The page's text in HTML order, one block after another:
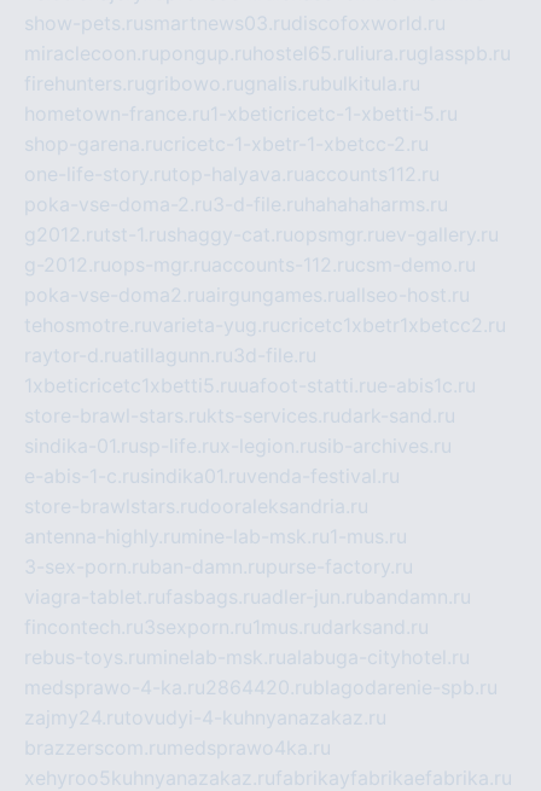
show-pets.rusmartnews03.rudiscofoxworld.ru
miraclecoon.rupongup.ru hostel65.ru liura.ruglasspb.ru
firehunters.rugribowo.rugnalis.rubulkitula.ru
hometown-france.ru1-xbeticricetc-1-xbetti-5.ru
shop-garena.rucricetc-1-xbetr-1-xbetcc-2.ru
one-life-story.rutop-halyava.ruaccounts112.ru
poka-vse-doma-2.ru3-d-file.ru hahahaharms.ru
g2012.rutst-1.rushaggy-cat.ruopsmgr.ruev-gallery.ru
g-2012.ruops-mgr.ruaccounts-112.rucsm-demo.ru
poka-vse-doma2.ruairgungames.ruallseo-host.ru
tehosmotre.ruvarieta-yug.rucricetc1xbetr1xbetcc2.ru
raytor-d.ruatillagunn.ru3d-file.ru
1xbeticricetc1xbetti5.ruuafoot-statti.rue-abis1c.ru
store-brawl-stars.rukts-services.rudark-sand.ru
sindika-01.rusp-life.rux-legion.rusib-archives.ru
e-abis-1-c.rusindika01.ruvenda-festival.ru
store-brawlstars.rudooraleksandria.ru
antenna-highly.ru mine-lab-msk.ru1-mus.ru
3-sex-porn.ruban-damn.rupurse-factory.ru
viagra-tablet.rufasbags.ruadler-jun.rubandamn.ru
fincontech.ru3sexporn.ru1mus.rudarksand.ru
rebus-toys.ru minelab-msk.rualabuga-cityhotel.ru
medsprawo-4-ka.ru2864420.rublagodarenie-spb.ru
zajmy24.rutovudyi-4-kuhnyanazakaz.ru
brazzerscom.ru medsprawo4ka.ru
xehyroo5kuhnyanazakaz.rufabrikayfabrikaefabrika.ru